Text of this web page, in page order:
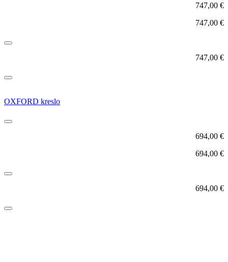
747,00 €
747,00 €
747,00 €
OXFORD kreslo
694,00 €
694,00 €
694,00 €